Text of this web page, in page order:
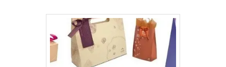
Calendário também se pode usar como sinônimo de
almanaque, que é o registo dos dias que compõem um
ano com informação vinculada aos dias feriados
(festivos), às festas religiosas e à astronomia. Um
calendário permite seguir uma ordem cronológica de